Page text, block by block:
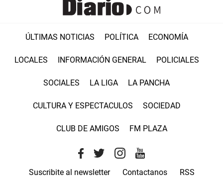
ÚLTIMAS NOTICIAS POLÍTICA ECONOMÍA
LOCALES INFORMACIÓN GENERAL POLICIALES
SOCIALES LA LIGA LA PANCHA
CULTURA Y ESPECTACULOS SOCIEDAD
CLUB DE AMIGOS FM PLAZA
Suscribite al newsletter Contactanos RSS